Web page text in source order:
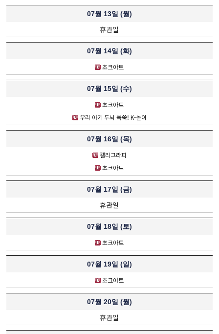
07월 13일 (월)
휴관일
07월 14일 (화)
초크아트
07월 15일 (수)
초크아트
우리 아기 두뇌 쑥쑥! K-놀이
07월 16일 (목)
캘리그라피
초크아트
07월 17일 (금)
휴관일
07월 18일 (토)
초크아트
07월 19일 (일)
초크아트
07월 20일 (월)
휴관일